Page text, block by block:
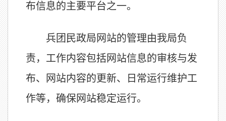
布信息的主要平台之一。
兵团民政局网站的管理由我局负
责，工作内容包括网站信息的审核与发
布、网站内容的更新、日常运行维护工
作等，确保网站稳定运行。